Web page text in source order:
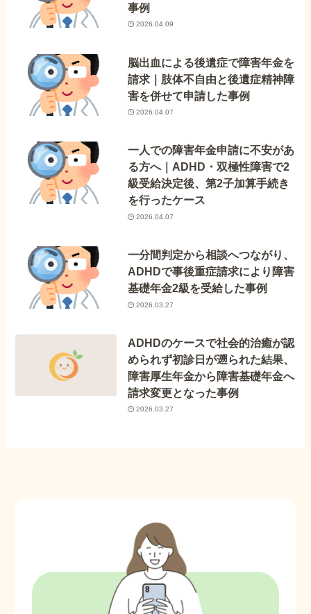
事例
2026.04.09
脳出血による後遺症で障害年金を
請求｜肢体不自由と後遺症精神障
害を併せて申請した事例
2026.04.07
一人での障害年金申請に不安があ
る方へ｜ADHD・双極性障害で2
級受給決定後、第2子加算手続き
を行ったケース
2026.04.07
一分間判定から相談へつながり、
ADHDで事後重症請求により障害
基礎年金2級を受給した事例
2026.03.27
ADHDのケースで社会的治癒が認
められず初診日が遡られた結果、
障害厚生年金から障害基礎年金へ
請求変更となった事例
2026.03.27